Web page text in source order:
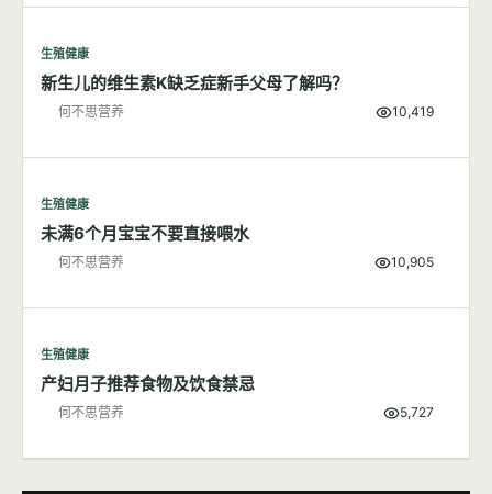
生殖健康
新生儿的维生素K缺乏症新手父母了解吗？
何不思营养 10,419
生殖健康
未满6个月宝宝不要直接喂水
何不思营养 10,905
生殖健康
产妇月子推荐食物及饮食禁忌
何不思营养 5,727